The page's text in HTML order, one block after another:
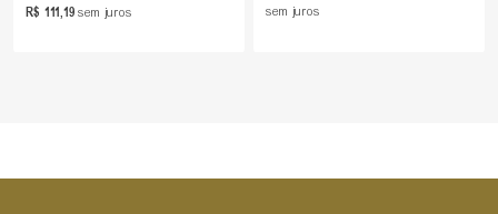
R$ 111 19 sem juros sem juros